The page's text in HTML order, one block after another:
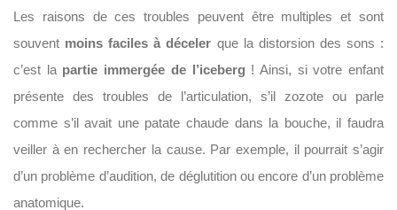
Les raisons de ces troubles peuvent être multiples et sont
souvent moins faciles à déceler que la distorsion des sons :
c’est la partie immergée de l’iceberg ! Ainsi, si votre enfant
présente des troubles de l’articulation, s’il zozote ou parle
comme s’il avait une patate chaude dans la bouche, il faudra
veiller à en rechercher la cause. Par exemple, il pourrait s’agir
d’un problème d’audition, de déglutition ou encore d’un problème
anatomique.